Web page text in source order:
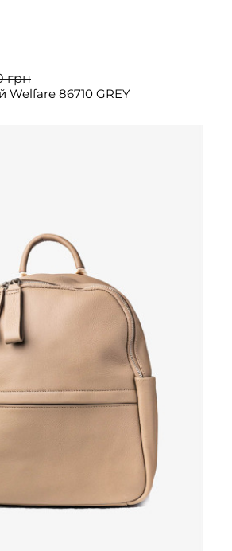
грн
Welfare 86710 GREY